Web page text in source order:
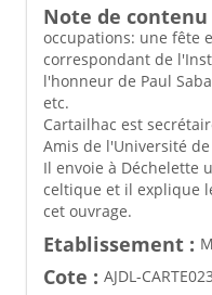
Note de contenu
occupations: une fête
correspondant de
l'honneur de Paul
etc.
Cartailhac est
Amis de l'Université
Il envoie à Déchelette
celtique et il explique
cet ouvrage.
Etablissement :
Cote : AJDL-